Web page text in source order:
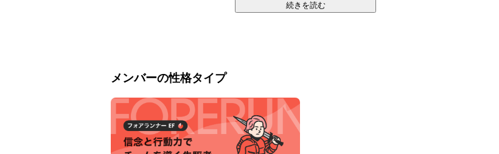
・店舗向けサブスクプラットフォーム「favyサブスク」
・店舗向けのモバイルオーダーシステム「favyモバイルオーダー」
・無料でお店のWebサイトを作れるサービス「favyページ」
続きを読む
メンバーの性格タイプ